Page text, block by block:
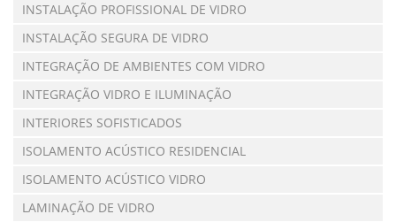
INSTALAÇÃO PROFISSIONAL DE VIDRO
INSTALAÇÃO SEGURA DE VIDRO
INTEGRAÇÃO DE AMBIENTES COM VIDRO
INTEGRAÇÃO VIDRO E ILUMINAÇÃO
INTERIORES SOFISTICADOS
ISOLAMENTO ACÚSTICO RESIDENCIAL
ISOLAMENTO ACÚSTICO VIDRO
LAMINAÇÃO DE VIDRO